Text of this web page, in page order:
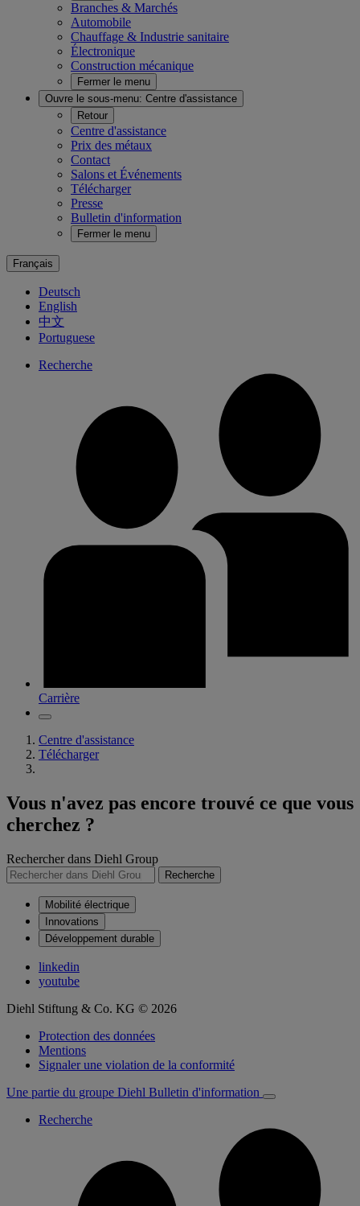
Branches & Marchés
Automobile
Chauffage & Industrie sanitaire
Électronique
Construction mécanique
Fermer le menu
Ouvre le sous-menu: Centre d'assistance
Retour
Centre d'assistance
Prix des métaux
Contact
Salons et Événements
Télécharger
Presse
Bulletin d'information
Fermer le menu
Français
Deutsch
English
中文
Portuguese
Recherche
Carrière
Centre d'assistance
Télécharger
Vous n'avez pas encore trouvé ce que vous
cherchez ?
Rechercher dans Diehl Group
Recherche
Mobilité électrique
Innovations
Développement durable
linkedin
youtube
Diehl Stiftung & Co. KG © 2026
Protection des données
Mentions
Signaler une violation de la conformité
Une partie du groupe Diehl Bulletin d'information
Recherche